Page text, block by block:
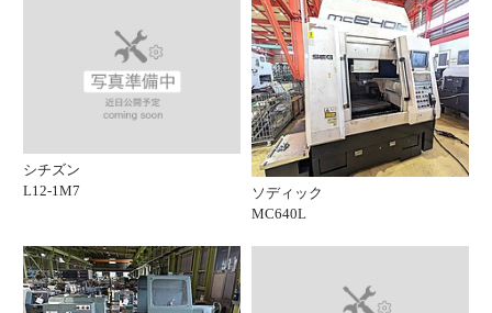
シチズン
L12-1M7
ソディック
MC640L